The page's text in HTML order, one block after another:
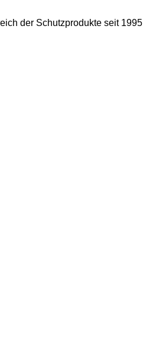
der Schutzprodukte seit 1995